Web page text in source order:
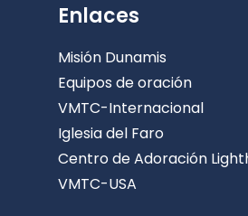
Enlaces
Misión Dunamis
Equipos de oración
VMTC-Internacional
Iglesia del Faro
Centro de Adoración
VMTC-USA